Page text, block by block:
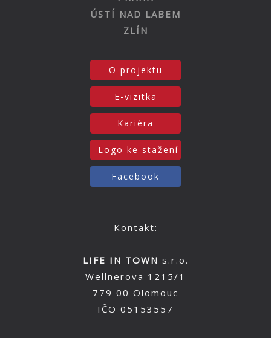
ÚSTÍ NAD LABEM
ZLÍN
O projektu
E-vizitka
Kariéra
Logo ke stažení
Facebook
Kontakt:
LIFE IN TOWN s.r.o.
Wellnerova 1215/1
779 00 Olomouc
IČO 05153557